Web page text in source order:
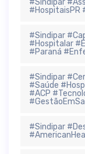
#HospitaisPR
#Sindipar
#Hospitalar
#Paraná
#Sindipar
#Saúde
#ACP
#Sindipar